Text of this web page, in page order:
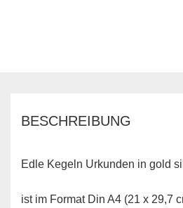
BESCHREIBUNG
Edle Kegeln Urkunden in gold
ist im Format Din A4 (21 x 29,7